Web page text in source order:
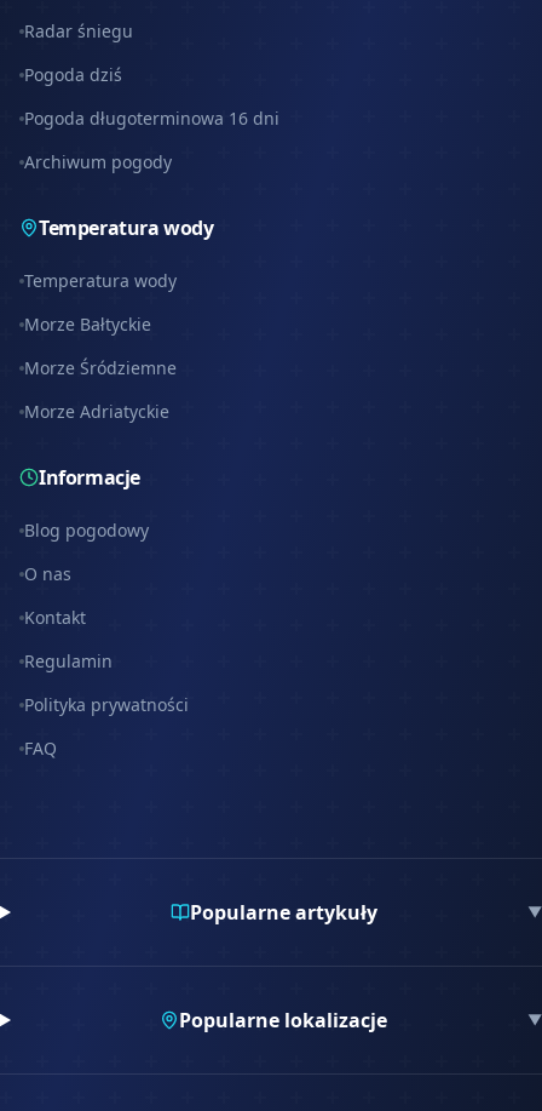
Radar śniegu
Pogoda dziś
Pogoda długoterminowa 16 dni
Archiwum pogody
Temperatura wody
Temperatura wody
Morze Bałtyckie
Morze Śródziemne
Morze Adriatyckie
Informacje
Blog pogodowy
O nas
Kontakt
Regulamin
Polityka prywatności
FAQ
Popularne artykuły ▼
Popularne lokalizacje ▼